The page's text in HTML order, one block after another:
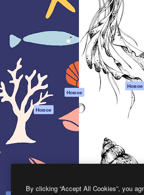
изображений ИИ
Генератор видео
ИИ
на основе ИИ
Стоковый контент
MCP для
Claude/ChatGPT
Новое
Агенты Новое
API
Мобильное
приложение
Все инструменты
Magnific
Пакету ИИ
Служба
поддержки
Условия и
положения
Политика
Оригиналы
Новое
Политика файлов
Центр доверия
Предприятие
By clicking “Accept All Cookies”, you